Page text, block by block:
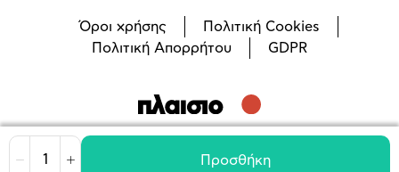
Μείωση Αύξηση Προσθήκη
Όροι χρήσης
Πολιτική Cookies
Πολιτική Απορρήτου
GDPR